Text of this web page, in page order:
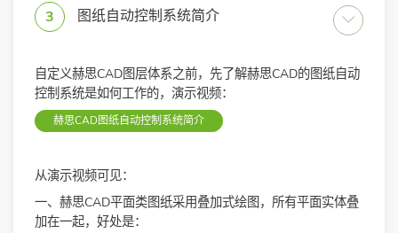
3 图纸自动控制系统简介
自定义赫思CAD图层体系之前，先了解赫思CAD的图纸自动
控制系统是如何工作的，演示视频：
赫思CAD图纸自动控制系统简介
从演示视频可见：
一、赫思CAD平面类图纸采用叠加式绘图，所有平面实体叠
加在一起，好处是：